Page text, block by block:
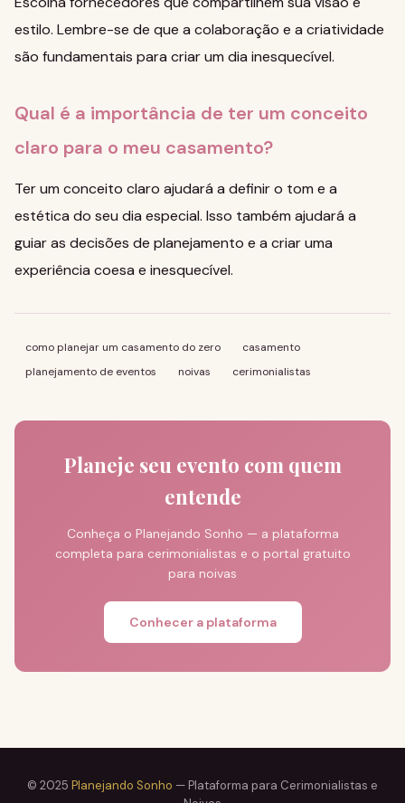
estilo. Lembre-se de que a colaboração e a criatividade
são fundamentais para criar um dia inesquecível.
Qual é a importância de ter um conceito
claro para o meu casamento?
Ter um conceito claro ajudará a definir o tom e a
estética do seu dia especial. Isso também ajudará a
guiar as decisões de planejamento e a criar uma
experiência coesa e inesquecível.
como planejar um casamento do zero
casamento
planejamento de eventos
noivas cerimonialistas
Planeje seu evento com quem
entende
Conheça o Planejando Sonho — a plataforma
completa para cerimonialistas e o portal gratuito
para noivas
Conhecer a plataforma
© 2025 Planejando Sonho — Plataforma para Cerimonialistas e